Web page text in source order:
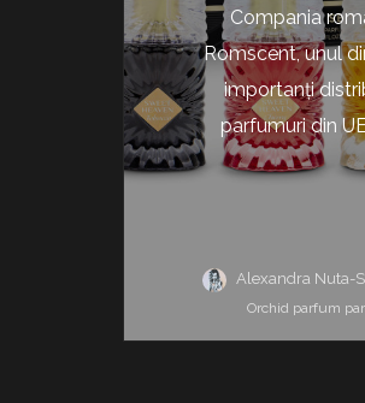
Compania
Romscent, unul
importanți
parfumuri din
Alexandra Nuta-
Orchid parfum